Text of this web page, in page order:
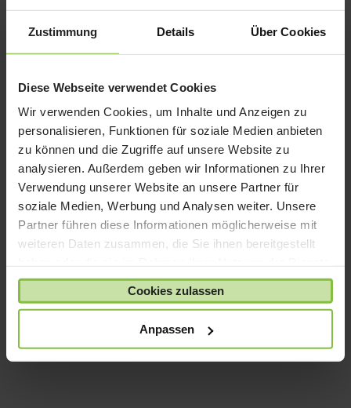
Zustimmung Details Über Cookies
Diese Webseite verwendet Cookies
Wir verwenden Cookies, um Inhalte und Anzeigen zu
personalisieren, Funktionen für soziale Medien anbieten
zu können und die Zugriffe auf unsere Website zu
analysieren. Außerdem geben wir Informationen zu Ihrer
Verwendung unserer Website an unsere Partner für
soziale Medien, Werbung und Analysen weiter. Unsere
Partner führen diese Informationen möglicherweise mit
weiteren Daten zusammen, die Sie ihnen bereitgestellt
gesammelt haben.
Cookies zulassen
Anpassen
Displex Tablet
PaperSense
UVP: 25,99€Ursprünglicher
Preis
19,00€Aktueller
Preis
19,00 €.
Enthält 19% MwSt.
Displex Bundle Tablet
Glass + PaperSense
UVP: 45,89€Ursprünglicher
Preis
29,00€Aktueller
Preis
Enthält 19% MwSt.